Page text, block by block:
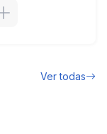
Ver todas